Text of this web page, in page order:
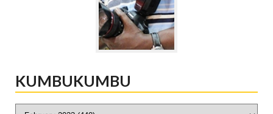
KUMBUKUMBU